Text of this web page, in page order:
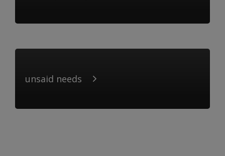
unsaid needs